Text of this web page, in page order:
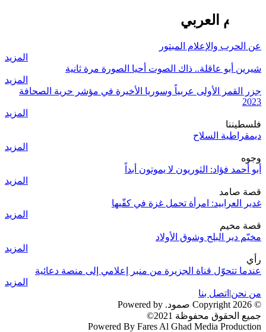
الإعلام العربي
عن الحرب والإعلام المبتور
المزيد
شيرين أبو عاقلة.. ذاك الصوت أحيا الصورة مرة ثانية
المزيد
جزر القمر الأولى عربياً وسوريا الأخيرة في مؤشر حرية الصحافة
2023
المزيد
فلسطيننا
ديمقراطية السلاح
المزيد
وجوه
أبو أحمد فؤاد: الثوريون لا يموتون أبداً
المزيد
قصة صامد
غدير العرابيد: امرأة تحمل غزة في كفّيها
المزيد
قصة مخيم
مخيّم دير البلح وشوق الأولاد
المزيد
رأي
عندما تتحوّل قناة الجزيرة من منبر إعلامي إلى منصة دعائية
المزيد
من نحن| اتصل بنا
© 2026 Copyright صمود. Powered by
جميع الحقوق محفوظة 2021©
Powered By Fares Al Ghad Media Production